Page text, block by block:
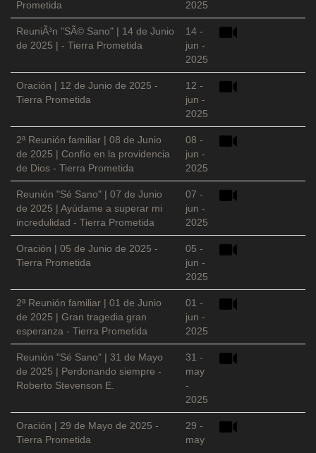
Prometida
2025
ReuniÃ³n "SÃ© Sano" | 14 de Junio
de 2025 | - Tierra Prometida
14 -
jun -
2025
Oración | 12 de Junio de 2025 -
Tierra Prometida
12 -
jun -
2025
2ª Reunión familiar | 08 de Junio
de 2025 | Confío en la providencia
de Dios - Tierra Prometida
08 -
jun -
2025
Reunión "Sé Sano" | 07 de Junio
de 2025 | Ayúdame a superar mi
incredulidad - Tierra Prometida
07 -
jun -
2025
Oración | 05 de Junio de 2025 -
Tierra Prometida
05 -
jun -
2025
2ª Reunión familiar | 01 de Junio
de 2025 | Gran tragedia gran
esperanza - Tierra Prometida
01 -
jun -
2025
Reunión "Sé Sano" | 31 de Mayo
de 2025 | Perdonando siempre -
Roberto Stevenson E.
31 -
may
-
2025
Oración | 29 de Mayo de 2025 -
Tierra Prometida
29 -
may